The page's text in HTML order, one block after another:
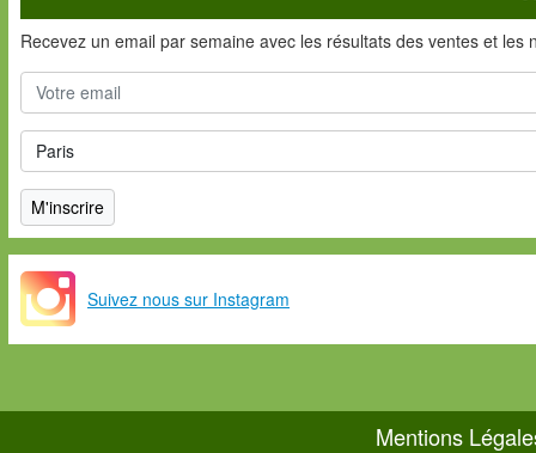
Recevez un email par semaine avec les résultats des ventes et
Suivez nous sur Instagram
Mentions